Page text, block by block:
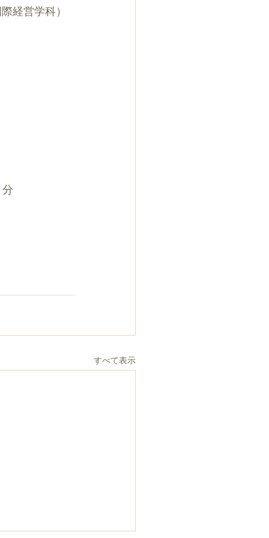
経営学科）
すべて表示